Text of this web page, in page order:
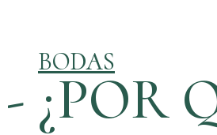
BODAS
- ¿POR